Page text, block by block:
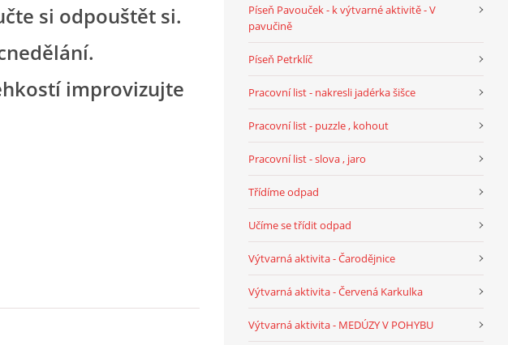
si odpouštět si.
improvizujte
Píseň Pavouček - k výtvarné aktivitě - V
pavučině
Píseň Petrklíč
Pracovní list - nakresli jadérka šišce
Pracovní list - puzzle , kohout
Pracovní list - slova , jaro
Třídíme odpad
Učíme se třídit odpad
Výtvarná aktivita - Čarodějnice
Výtvarná aktivita - Červená Karkulka
Výtvarná aktivita - MEDÚZY V POHYBU